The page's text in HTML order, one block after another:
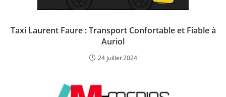
Taxi Laurent Faure : Transport Confortable et Fiable à
Auriol
24 juillet 2024